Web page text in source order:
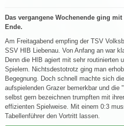
Das vergangene Wochenende ging
Ende.
Am Freitagabend empfing der TSV
SSV HIB Liebenau. Von Anfang an war
Denn die HIB agiert mit sehr routinierten
Spielern. Nichtsdestotrotz ging man
Begegnung. Doch schnell machte sich
aufspielenden Grazer bemerkbar und die
selbst gern bezeichnen trumpften mit
effizienten Spielweise. Mit einem 0:3
Tabellenführer den Vortritt lassen.